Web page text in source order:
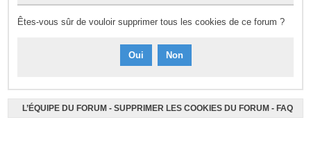
Êtes-vous sûr de vouloir supprimer tous les cookies de ce forum ?
L’ÉQUIPE DU FORUM - SUPPRIMER LES COOKIES DU FORUM - FAQ